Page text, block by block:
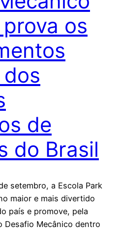
os
de
do Brasil
setembro, a Escola Park
maior e mais divertido
país e promove, pela
Desafio Mecânico dentro